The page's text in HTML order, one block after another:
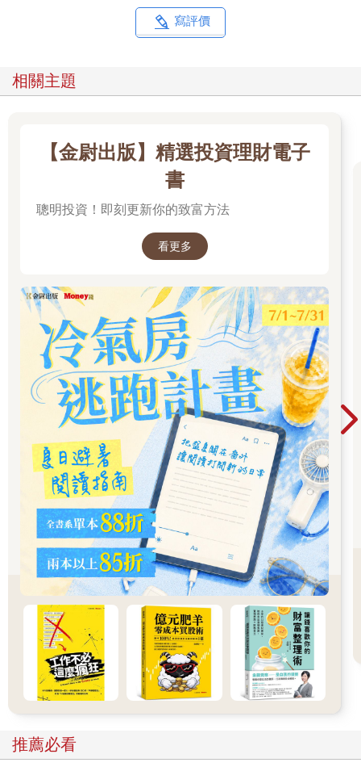
況持續一年左右，同時還伴隨咳嗽不止，並咳出白色帶泡沫的
痰，就有可能是肺癌的早期訊號。這個階段做影像檢查往往還看
輕、頭痛等症狀，此時X光或電腦斷層（CT） 檢查，就能清楚看
血運行在肺經最旺盛的時候，肺的功能也最為活躍。如果肺部有
潛在的問題──不論是些微的寒邪，或是些許的熱象，總之是小毛
病──身體就會透過「喚醒」的方式提醒我們。
只是，對於不熟悉中醫的朋友來說，因為不知道經絡的「子午流
注」理論，所以難以理解這個身體訊號。而在西醫體系，醫師若
診，這也意味著，我們可能因此錯過最佳的治療時機。
出現凌晨3～5點莫名醒來的情況時，可以試著疏理肺經上的魚際
三、五天，等到痛感逐漸消失，就代表肺經的氣血已經通暢，凌
晨固定醒的情況亦會隨之改善（圖15）。
掌握實用的經絡知識，細心觀察身體發出的訊號，並重視這些
「警報」，任何人都可以成為懂得保健養生的「上工」，做自己
健康的主人。
如果是固定時間醒來、固定時間感到睏倦，或固定時間出現疼痛
等狀況，而且連續三天都有這樣的表現，就可以依照子午流注的
時間規律來判斷，再調理相應經絡的易堵塞穴位，往往能夠立刻
見效。至於具體的時間規律可以參看第一章的說明。
留意經絡路線的訊號，及時察覺中風前兆
熟悉經絡，並依照經絡循行路線來預防與調理疾病，對不是醫學
專業背景的人來說，就是掌握一條保健的捷徑。
明代楊繼洲著的《針灸大成 · 治症總要》講到：「但未中風時，
一兩月前，或三四個月前，不時足脛上發酸重麻，良久方解，此
經在此經過，脛骨部位出現酸、重、麻等感覺，預告著體內有肝
風內動、肝陽上亢的情況，這是身體的警報在響，此時如果能夠
疏通肝經的易堵塞穴位，恢復肝的正常狀態，就有可能防患未
然，避免發生腦血管意外。
「經脈所過，主治所及」意思是，看病痛的位置在哪一條經絡
上，加以按揉疏通該經絡的易堵塞穴位，效果往往超乎想像。例
經、三焦經循行的路線，所以按揉三焦經、膽經的易堵塞穴位通
常有機會緩解。
寫評價
相關主題
【金尉出版】精選投資理財電子
書
聰明投資！即刻更新你的致富方法
看更多
推薦必看